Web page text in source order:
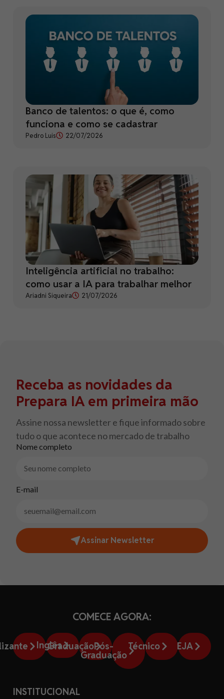
Banco de talentos: o que é, como
funciona e como se cadastrar
Pedro Luis 22/07/2026
Inteligência artificial no trabalho:
como usar a IA para trabalhar melhor
Ariadni Siqueira 21/07/2026
Receba as novidades da
Prepara IA em primeira mão
Assine nossa newsletter e fique informado sobre
tudo o que acontece no mercado de trabalho
Nome completo
E-mail
Assinar Newsletter
COMECE AGORA:
Inglês
GraduaçãoPós-
Graduação
Técnico EJA
INSTITUCIONAL